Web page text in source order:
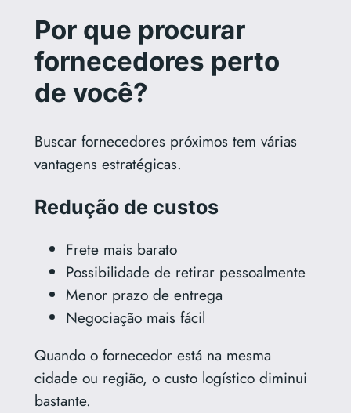
Por que procurar
fornecedores perto
de você?
Buscar fornecedores próximos tem várias
vantagens estratégicas.
Redução de custos
Frete mais barato
Possibilidade de retirar pessoalmente
Menor prazo de entrega
Negociação mais fácil
Quando o fornecedor está na mesma
cidade ou região, o custo logístico diminui
bastante.